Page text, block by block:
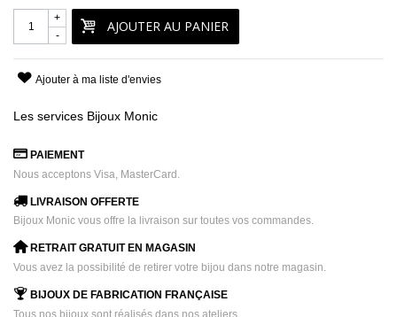
-
+ AJOUTER AU PANIER
Ajouter à ma liste d'envies
Les services Bijoux Monic
PAIEMENT
Nous acceptons Visa, MasterCard.
LIVRAISON OFFERTE
Bijoux Monic vous offre la livraison sur toutes vos commandes.
RETRAIT GRATUIT EN MAGASIN
Vous avez la possibilité de retirer votre bijou dans notre magasin.
BIJOUX DE FABRICATION FRANÇAISE
Tous nos bijoux sont réalisés dans nos ateliers.